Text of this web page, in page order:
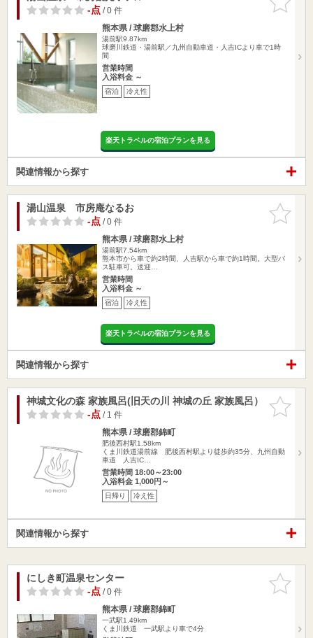
りに追加
-点/ 0 件
熊本県 / 球磨郡水上村
湯前駅9.87km
球磨川鉄道・湯前駅／九州自動車道・人吉ICより車で1時
間
営業時間
入浴料金 ～
宿泊 冷え性
楽天トラベルの宿泊プランを見る
関連情報から探す
お気に入
りに追加
湯山温泉 市房庵なるお
-点/ 0 件
熊本県 / 球磨郡水上村
湯前駅7.54km
熊本市から車で約2時間、人吉駅から車で約1時間。大型バ
ス駐車可。送迎…
営業時間
入浴料金 ～
宿泊 冷え性
楽天トラベルの宿泊プランを見る
関連情報から探す
お気に入
りに追加
神城文化の森 家族風呂(旧天の川 神城の丘 家族風呂）
-点/ 1 件
熊本県 / 球磨郡錦町
肥後西村駅1.58km
くま川鉄道湯前線 肥後西村駅より徒歩約35分、九州自動
車道 人吉IC…
営業時間 18:00～23:00
入浴料金 1,000円～
日帰り 冷え性
関連情報から探す
お気に入
りに追加
にしき町温泉センター
-点/ 0 件
熊本県 / 球磨郡錦町
一武駅1.49km
くま川鉄道 一武駅より車で4分